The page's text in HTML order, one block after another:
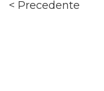
Precedente